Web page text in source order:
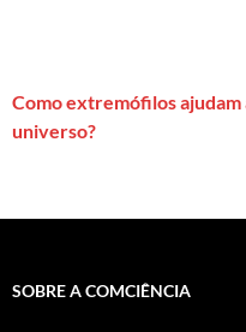
Como extremófilos
universo?
SOBRE A COMCIÊNCIA